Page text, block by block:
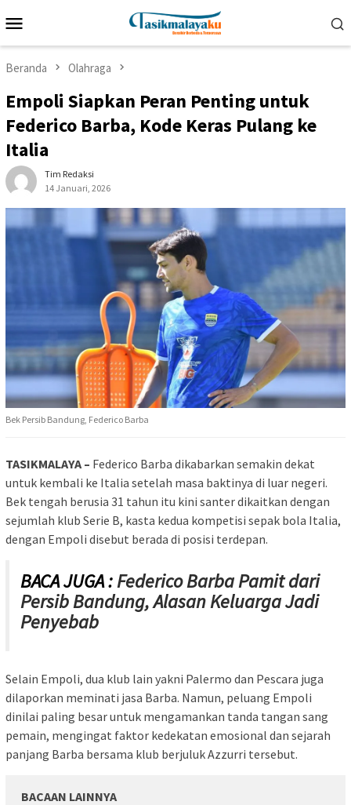
ke
Mobile
Beranda Olahraga
Empoli Siapkan Peran Penting untuk
Federico Barba, Kode Keras Pulang ke
Italia
Tim Redaksi
14 Januari, 2026
Bek Persib Bandung, Federico Barba
TASIKMALAYA – Federico Barba dikabarkan semakin dekat
untuk kembali ke Italia setelah masa baktinya di luar negeri.
Bek tengah berusia 31 tahun itu kini santer dikaitkan dengan
sejumlah klub Serie B, kasta kedua kompetisi sepak bola Italia,
dengan Empoli disebut berada di posisi terdepan.
BACA JUGA :Federico Barba Pamit dari
Persib Bandung, Alasan Keluarga Jadi
Penyebab
Selain Empoli, dua klub lain yakni Palermo dan Pescara juga
dilaporkan meminati jasa Barba. Namun, peluang Empoli
dinilai paling besar untuk mengamankan tanda tangan sang
pemain, mengingat faktor kedekatan emosional dan sejarah
panjang Barba bersama klub berjuluk Azzurri tersebut.
BACAAN LAINNYA